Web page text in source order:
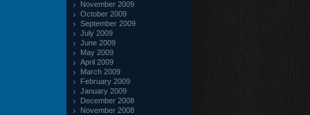
November 2009
October 2009
September 2009
July 2009
June 2009
May 2009
April 2009
March 2009
February 2009
January 2009
December 2008
November 2008